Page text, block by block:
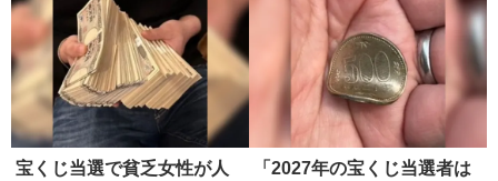
宝くじ当選で貧乏女性が人
「2027年の宝くじ当選者は